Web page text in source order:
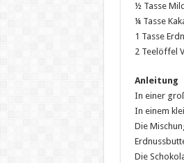
½ Tasse
¼ Tasse
1 Tasse
2 Teelöffel
Anleitung
In einer
In einem
Die
Die